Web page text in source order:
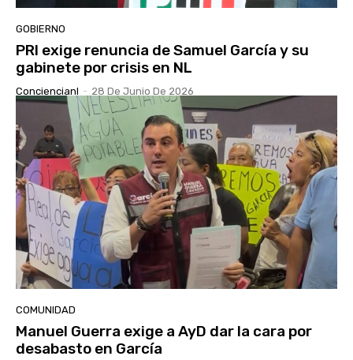
GOBIERNO
PRI exige renuncia de Samuel García y su
gabinete por crisis en NL
Conciencianl - 28 De Junio De 2026
COMUNIDAD
Manuel Guerra exige a AyD dar la cara por
desabasto en García